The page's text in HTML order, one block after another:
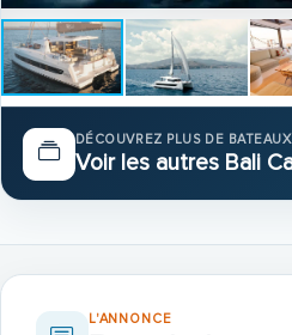
DÉCOUVREZ PLUS DE BATEAUX
Voir les autres Bali
L'ANNONCE